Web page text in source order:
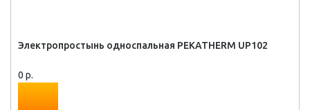
Электропростынь односпальная PEKATHERM UP102
0 р.